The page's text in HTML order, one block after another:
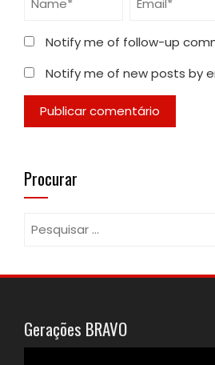
Notify me of follow-up
Notify me of new posts by
Procurar
Pesquisar
Gerações BRAVO